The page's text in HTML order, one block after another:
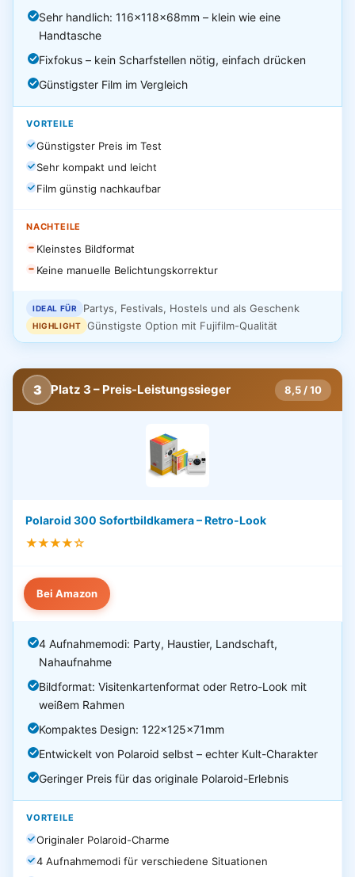
Sehr handlich: 116×118×68mm – klein wie eine
Handtasche
Fixfokus – kein Scharfstellen nötig, einfach drücken
Günstigster Film im Vergleich
VORTEILE
Günstigster Preis im Test
Sehr kompakt und leicht
Film günstig nachkaufbar
NACHTEILE
Kleinstes Bildformat
Keine manuelle Belichtungskorrektur
IDEAL FÜR Partys, Festivals, Hostels und als Geschenk
HIGHLIGHT Günstigste Option mit Fujifilm-Qualität
3 Platz 3 – Preis-Leistungssieger 8,5 / 10
Polaroid 300 Sofortbildkamera – Retro-Look
★★★★☆
Bei Amazon
4 Aufnahmemodi: Party, Haustier, Landschaft,
Nahaufnahme
Bildformat: Visitenkartenformat oder Retro-Look mit
weißem Rahmen
Kompaktes Design: 122×125×71mm
Entwickelt von Polaroid selbst – echter Kult-Charakter
Geringer Preis für das originale Polaroid-Erlebnis
VORTEILE
Originaler Polaroid-Charme
4 Aufnahmemodi für verschiedene Situationen